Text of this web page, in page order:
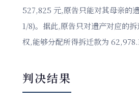
527,825 元,原告只能对其母亲的
1/8)。据此,原告只对遗产对应的
权,能够分配所得拆迁款为
判决结果